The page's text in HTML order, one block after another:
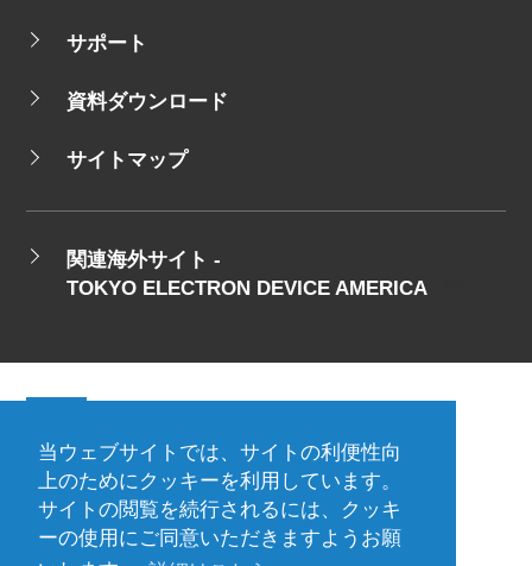
当ウェブサイトでは、サイトの利便性向
上のためにクッキーを利用しています。
サイトの閲覧を続行されるには、クッキ
ーの使用にご同意いただきますようお願
サポート
資料ダウンロード
サイトマップ
関連海外サイト -
TOKYO ELECTRON DEVICE AMERICA
会社概要 ご利用規約
プライバシーポリシー
プレスリリース（プロダクト)